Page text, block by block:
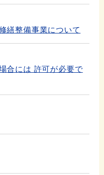
繕整備事業について
合には 許可が必要で